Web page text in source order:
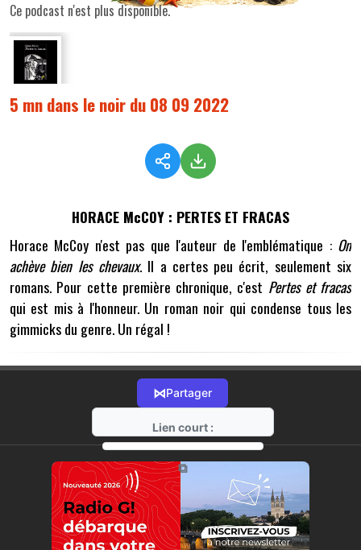
Ce podcast n'est plus disponible.
5 mn dans le noir du 08 09 2022
HORACE McCOY : PERTES ET FRACAS
Horace McCoy n'est pas que l'auteur de l'emblématique : On
achève bien les chevaux. Il a certes peu écrit, seulement six
romans. Pour cette première chronique, c'est Pertes et fracas
qui est mis à l'honneur. Un roman noir qui condense tous les
gimmicks du genre. Un régal !
⋈Partager
Lien court :
https://radio-g.fr?9431
⧉